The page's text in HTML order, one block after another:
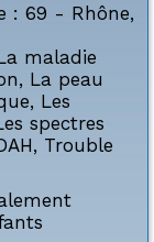
: 69 - Rhône,
maladie
, La peau
, Les
spectres
, Trouble